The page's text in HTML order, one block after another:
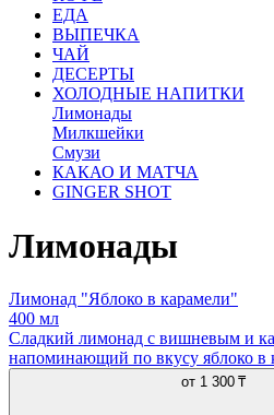
ЕДА
ВЫПЕЧКА
ЧАЙ
ДЕСЕРТЫ
ХОЛОДНЫЕ НАПИТКИ
Лимонады
Милкшейки
Смузи
КАКАО И МАТЧА
GINGER SHOT
Лимонады
Лимонад "Яблоко в карамели"
400 мл
Сладкий лимонад с вишневым и
напоминающий по вкусу яблоко в
от 1 300 ₸